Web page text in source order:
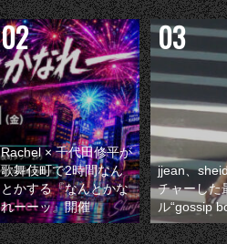
Rachel × 千代田修平が
歌舞伎町で2時間なん
とかする『なんとかな
れーーッ』開催
jjean、
チャーした
ル“gossip